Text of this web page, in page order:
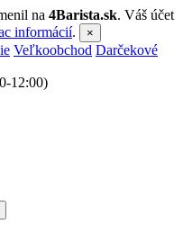
na 4Barista.sk. Váš účet
informácií. ×
Veľkoobchod Darčekové
12:00)